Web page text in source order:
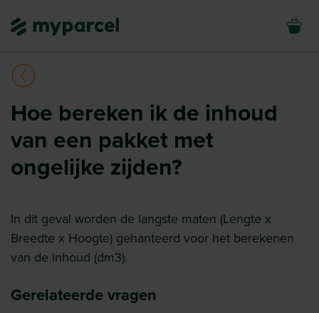
Hoe bereken ik de inhoud
van een pakket met
ongelijke zijden?
In dit geval worden de langste maten (Lengte x
Breedte x Hoogte) gehanteerd voor het berekenen
van de inhoud (dm3).
Gerelateerde vragen